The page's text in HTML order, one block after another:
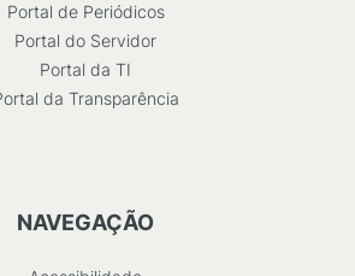
Portal de Periódicos
Portal do Servidor
Portal da TI
da Transparência
NAVEGAÇÃO